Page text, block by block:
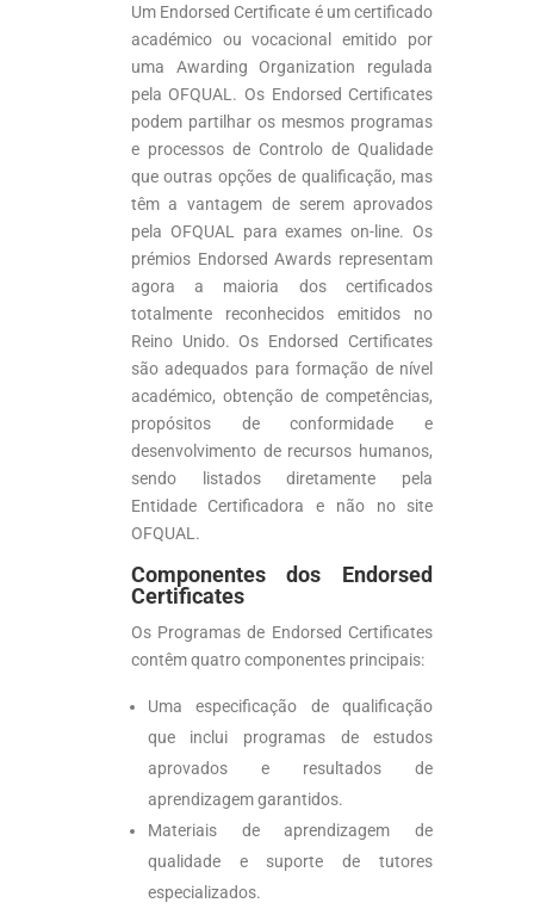
Um Endorsed Certificate é um certificado
académico ou vocacional emitido por
uma Awarding Organization regulada
pela OFQUAL. Os Endorsed Certificates
podem partilhar os mesmos programas
e processos de Controlo de Qualidade
que outras opções de qualificação, mas
têm a vantagem de serem aprovados
pela OFQUAL para exames on-line. Os
prémios Endorsed Awards representam
agora a maioria dos certificados
totalmente reconhecidos emitidos no
Reino Unido. Os Endorsed Certificates
são adequados para formação de nível
académico, obtenção de competências,
propósitos de conformidade e
desenvolvimento de recursos humanos,
sendo listados diretamente pela
Entidade Certificadora e não no site
OFQUAL.
Componentes dos Endorsed
Certificates
Os Programas de Endorsed Certificates
contêm quatro componentes principais:
Uma especificação de qualificação
que inclui programas de estudos
aprovados e resultados de
aprendizagem garantidos.
Materiais de aprendizagem de
qualidade e suporte de tutores
especializados.